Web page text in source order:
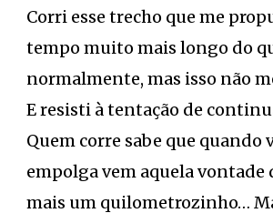
Corri esse trecho que me
tempo muito mais longo do
normalmente, mas isso não
E resisti à tentação de
Quem corre sabe que quando
empolga vem aquela vontade
mais um quilometrozinho…